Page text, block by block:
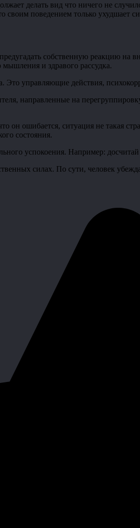
делать вид что ничего не
поведением только ухудшает
собственную реакцию
и здравого рассудка.
Это управляющие действия,
направленные на
ошибается, ситуация не такая
состояния.
успокоения. Например:
силах. По сути, человек